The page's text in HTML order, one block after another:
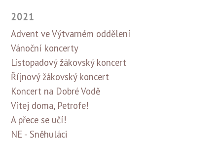
2021
Advent ve Výtvarném oddělení
Vánoční koncerty
Listopadový žákovský koncert
Říjnový žákovský koncert
Koncert na Dobré Vodě
Vítej doma, Petrofe!
A přece se učí!
NE - Sněhuláci